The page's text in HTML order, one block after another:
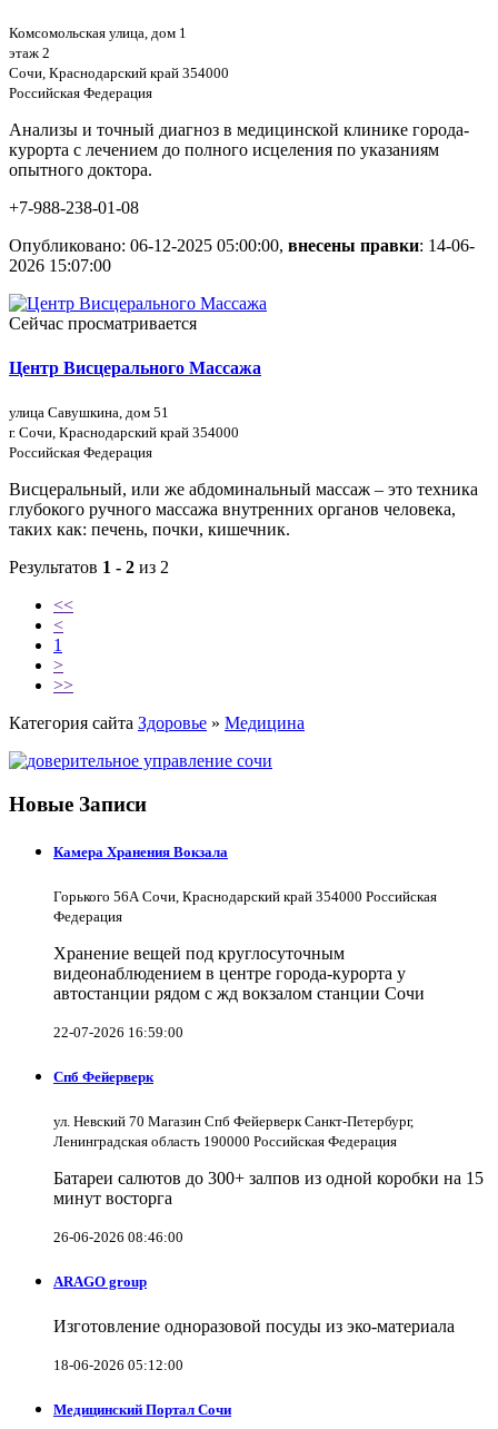
Комсомольская улица, дом 1
этаж 2
Сочи, Краснодарский край 354000
Российская Федерация
Анализы и точный диагноз в медицинской клинике города-
курорта с лечением до полного исцеления по указаниям
опытного доктора.
+7-988-238-01-08
Опубликовано: 06-12-2025 05:00:00, внесены правки: 14-06-
2026 15:07:00
Сейчас просматривается
Центр Висцерального Массажа
улица Савушкина, дом 51
г. Сочи, Краснодарский край 354000
Российская Федерация
Висцеральный, или же абдоминальный массаж – это техника
глубокого ручного массажа внутренних органов человека,
таких как: печень, почки, кишечник.
Результатов 1 - 2 из 2
<<
<
1
>
>>
Категория сайта Здоровье » Медицина
Новые Записи
Камера Хранения Вокзала
Горького 56А Сочи, Краснодарский край 354000 Российская
Федерация
Хранение вещей под круглосуточным
видеонаблюдением в центре города-курорта у
автостанции рядом с жд вокзалом станции Сочи
22-07-2026 16:59:00
Спб Фейерверк
ул. Невский 70 Магазин Спб Фейерверк Санкт-Петербург,
Ленинградская область 190000 Российская Федерация
Батареи салютов до 300+ залпов из одной коробки на 15
минут восторга
26-06-2026 08:46:00
ARAGO group
Изготовление одноразовой посуды из эко-материала
18-06-2026 05:12:00
Медицинский Портал Сочи